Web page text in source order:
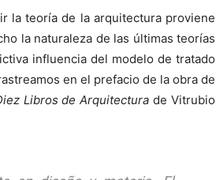
la teoría de la arquitectura proviene
la naturaleza de las últimas teorías
influencia del modelo de tratado
en el prefacio de la obra de
Libros de Arquitectura de Vitrubio